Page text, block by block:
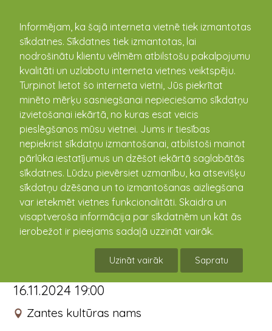
Informējam, ka šajā interneta vietnē tiek izmantotas
sīkdatnes. Sīkdatnes tiek izmantotas, lai
nodrošinātu klientu vēlmēm atbilstošu pakalpojumu
kvalitāti un uzlabotu interneta vietnes veiktspēju.
Turpinot lietot šo interneta vietni, Jūs piekrītat
minēto mērķu sasniegšanai nepieciešamo sīkdatņu
izvietošanai iekārtā, no kuras esat veicis
pieslēgšanos mūsu vietnei. Jums ir tiesības
nepiekrist sīkdatņu izmantošanai, atbilstoši mainot
pārlūka iestatījumus un dzēšot iekārtā saglabātās
sīkdatnes. Lūdzu pievērsiet uzmanību, ka atsevišķu
sīkdatņu dzēšana un to izmantošanas aizliegšana
var ietekmēt vietnes funkcionalitāti. Skaidra un
visaptveroša informācija par sīkdatnēm un kāt ās
ierobežot ir pieejams sadaļā uzzināt vairāk.
Uzināt vairāk Sapratu
kandava.lv
PASĀKUMU
KALENDĀRS
Latvijas 106.gadadienas
koncerts "ZVAIGZNES KĀ
MŪŽI KRĪT KURZEMĒ"
16.11.2024 19:00
Zantes kultūras nams